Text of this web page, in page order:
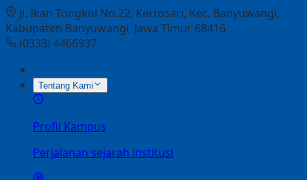
Jl. Ikan Tongkol No.22, Kertosari, Kec. Banyuwangi,
Kabupaten Banyuwangi, Jawa Timur 68416
(0333) 4466937
Tentang Kami
Profil Kampus
Perjalanan sejarah institusi